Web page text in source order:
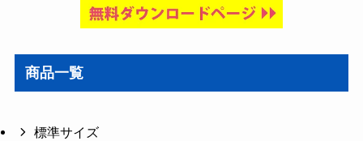
商品一覧
標準サイズ